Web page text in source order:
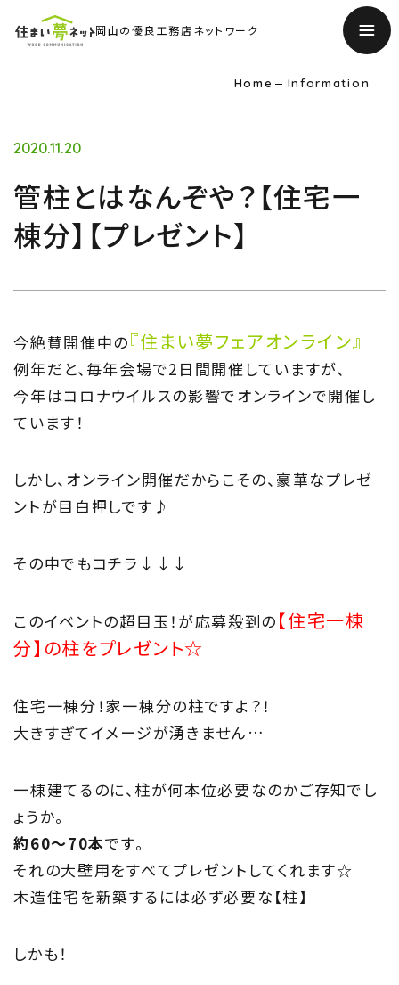
岡山の優良工務店ネットワーク
TOP
トップページ
住まい夢ネットとは
ウッド・コミュ二ケーション
Philosophy
私たちの目指す家づくり
Members
住まい夢ネット加盟工務店
Project
私たちの取り組み
Information
家づくりに役立つ情報
Maintenance
Home Information
2020.11.20
管柱とはなんぞや？【住宅一
棟分】【プレゼント】
今絶賛開催中の『住まい夢フェアオンライン』
例年だと、毎年会場で2日間開催していますが、
今年はコロナウイルスの影響でオンラインで開催し
ています！
しかし、オンライン開催だからこその、豪華なプレゼ
ントが目白押しです♪
その中でもコチラ↓↓↓
このイベントの超目玉！が応募殺到の 【住宅一棟
分】の柱をプレゼント☆
住宅一棟分！家一棟分の柱ですよ？！
大きすぎてイメージが湧きません…
一棟建てるのに、柱が何本位必要なのかご存知でし
ょうか。
約60～70本です。
それの大壁用をすべてプレゼントしてくれます☆
木造住宅を新築するには必ず必要な【柱】
しかも！